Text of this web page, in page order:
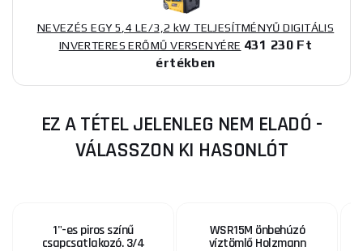
NEVEZÉS EGY 5,4 LE/3,2 kW TELJESÍTMÉNYŰ DIGITÁLIS
INVERTERES ERŐMŰ VERSENYÉRE 431 230 Ft
értékben
EZ A TÉTEL JELENLEG NEM ELADÓ -
VÁLASSZON KI HASONLÓT
1"-es piros színű
csapcsatlakozó. 3/4
WSR15M önbehúzó
víztömlő Holzmann